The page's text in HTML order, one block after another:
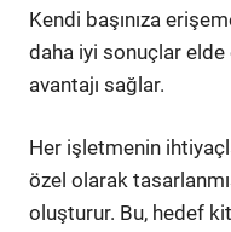
Kendi başınıza
daha iyi sonuçlar
avantajı sağlar.
Her işletmenin
özel olarak
oluşturur. Bu, hedef